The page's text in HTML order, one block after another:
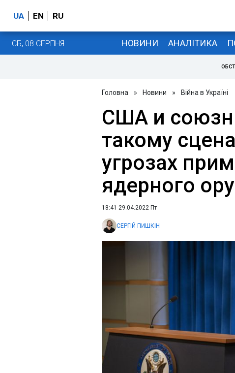
UA EN RU
СБ, 08 СЕРПНЯ НОВИНИ АНАЛІТИКА
Головна » Новини » Війна в Україні
США и
такому
угрозах
ядерного
18:41 29.04.2022 Пт
СЕРГІЙ ПИШКІН